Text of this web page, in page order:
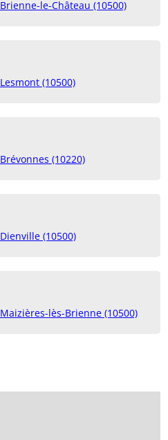
Brienne-le-Château (10500)
Lesmont (10500)
Brévonnes (10220)
Dienville (10500)
Maizières-lès-Brienne (10500)